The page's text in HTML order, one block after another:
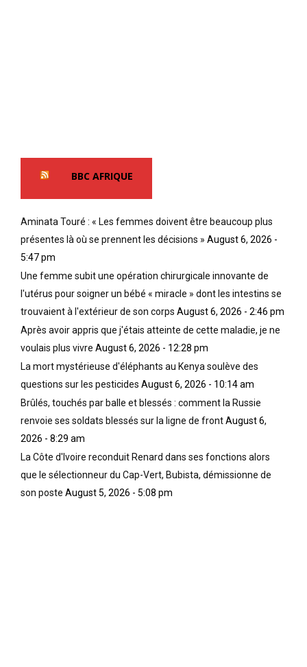
BBC AFRIQUE
Aminata Touré : « Les femmes doivent être beaucoup plus
présentes là où se prennent les décisions » August 6, 2026 -
5:47 pm
Une femme subit une opération chirurgicale innovante de
l'utérus pour soigner un bébé « miracle » dont les intestins se
trouvaient à l'extérieur de son corps August 6, 2026 - 2:46 pm
Après avoir appris que j'étais atteinte de cette maladie, je ne
voulais plus vivre August 6, 2026 - 12:28 pm
La mort mystérieuse d'éléphants au Kenya soulève des
questions sur les pesticides August 6, 2026 - 10:14 am
Brûlés, touchés par balle et blessés : comment la Russie
renvoie ses soldats blessés sur la ligne de frontAugust 6,
2026 - 8:29 am
La Côte d'Ivoire reconduit Renard dans ses fonctions alors
que le sélectionneur du Cap-Vert, Bubista, démissionne de
son poste August 5, 2026 - 5:08 pm